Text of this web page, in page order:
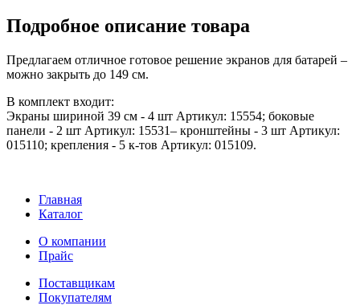
Подробное описание товара
Предлагаем отличное готовое решение экранов для батарей –
можно закрыть до 149 см.
В комплект входит:
Экраны шириной 39 см - 4 шт Артикул: 15554; боковые
панели - 2 шт Артикул: 15531– кронштейны - 3 шт Артикул:
015110; крепления - 5 к-тов Артикул: 015109.
Главная
Каталог
О компании
Прайс
Поставщикам
Покупателям